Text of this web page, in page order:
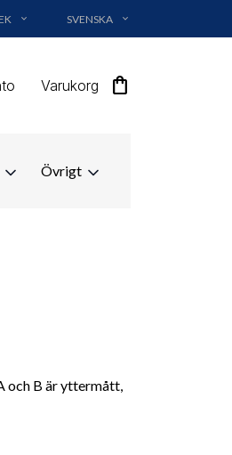
EXPAND_MORE SVENSKA EXPAND_MORE
Varukorg shopping_bag
Övrigt
och B är yttermått,